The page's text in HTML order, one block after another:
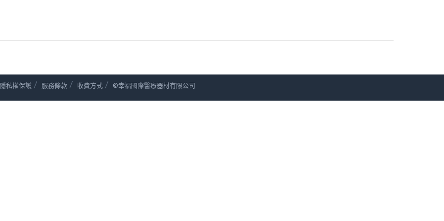
隱私權保護 / 服務條款 / 收費方式 / ©幸福國際醫療器材有限公司